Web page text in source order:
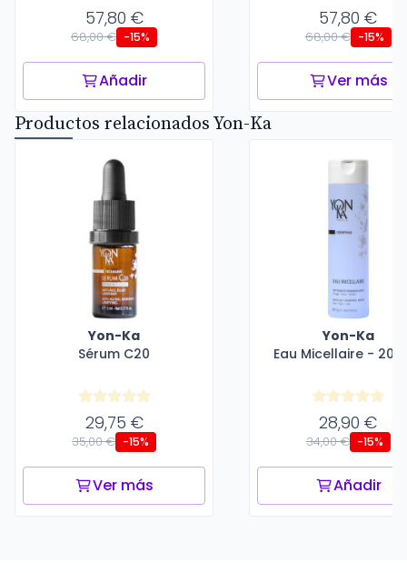
57,80 €
68,00 € -15%
Añadir
57,80 €
68,00 € -15%
Ver más
Productos relacionados Yon-Ka
Yon-Ka
Sérum C20
29,75 €
35,00 € -15%
Ver más
Yon-Ka
Eau Micellaire - 200
28,90 €
34,00 € -15%
Añadir